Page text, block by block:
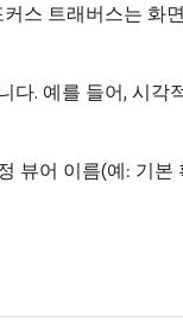
스 트래버스는 화
다. 예를 들어, 시각
뷰어 이름(예: 기